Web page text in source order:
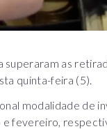
as
quinta-feira (5).
modalidade de
e fevereiro,